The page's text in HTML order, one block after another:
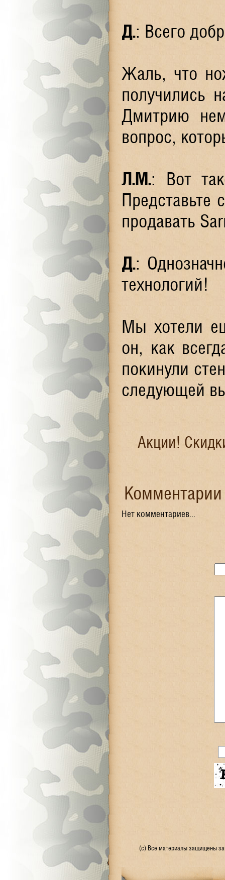
Д.: Всего
Жаль, что
получились
Дмитрию
вопрос,
Л.М.: Вот
Представьте
продавать
Д.:
технологий!
Мы хотели
он, как
покинули
следующей
Акции!
Нет комментариев...
(с) Все материалы защищены